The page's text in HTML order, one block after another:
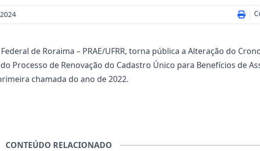
de Roraima – PRAE/UFRR, torna pública a Alteração do
Processo de Renovação do Cadastro Único para Benefícios de
chamada do ano de 2022.
CONTEÚDO RELACIONADO